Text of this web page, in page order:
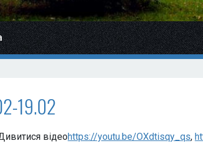
19.02
відеоhttps://youtu.be/OXdtisqy_qs,